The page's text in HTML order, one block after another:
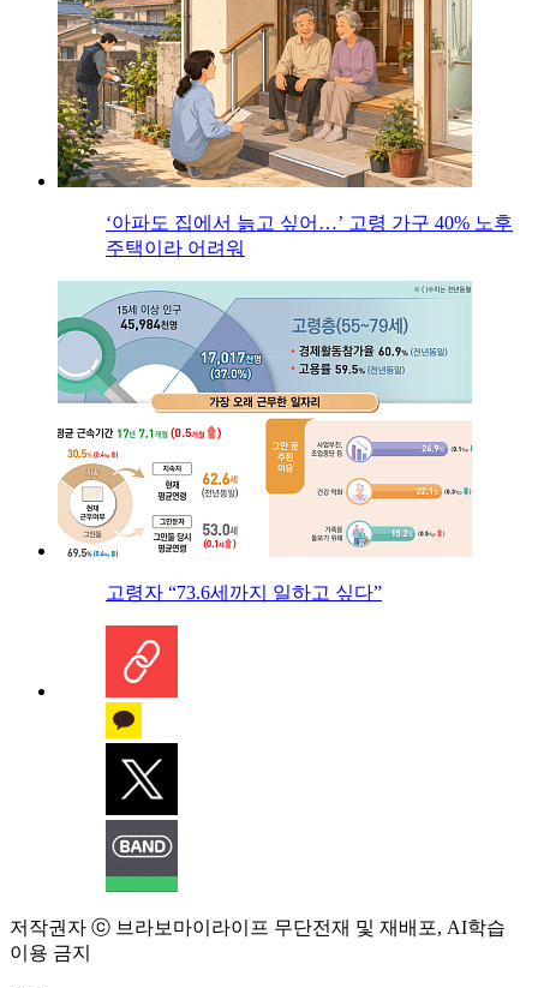
‘아파도 집에서 늙고 싶어…’ 고령 가구 40% 노후
주택이라 어려워
고령자 “73.6세까지 일하고 싶다”
저작권자 ⓒ 브라보마이라이프 무단전재 및 재배포, AI학습
이용 금지